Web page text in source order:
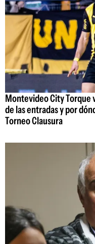
Montevideo City Torque
de las entradas y por
Torneo Clausura